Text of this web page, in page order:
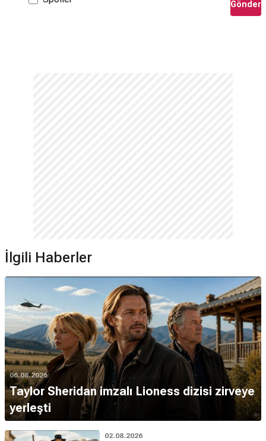
Gönder
İlgili Haberler
06.08.2026
Taylor Sheridan imzalı Lioness dizisi zirveye
yerleşti
02.08.2026